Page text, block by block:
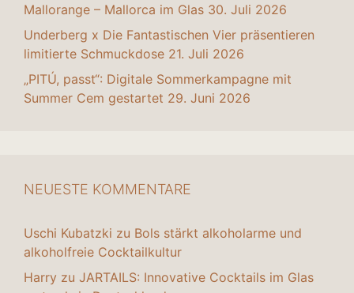
Mallorange – Mallorca im Glas 30. Juli 2026
Underberg x Die Fantastischen Vier präsentieren
limitierte Schmuckdose 21. Juli 2026
„PITÚ, passt“: Digitale Sommerkampagne mit
Summer Cem gestartet 29. Juni 2026
NEUESTE KOMMENTARE
Uschi Kubatzki zu Bols stärkt alkoholarme und
alkoholfreie Cocktailkultur
Harry zu JARTAILS: Innovative Cocktails im Glas